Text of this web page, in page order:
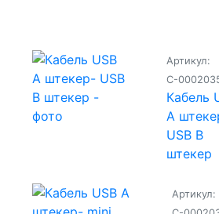
Артикул:
С-
Кабель
A
USB B
штекер
Артикул: